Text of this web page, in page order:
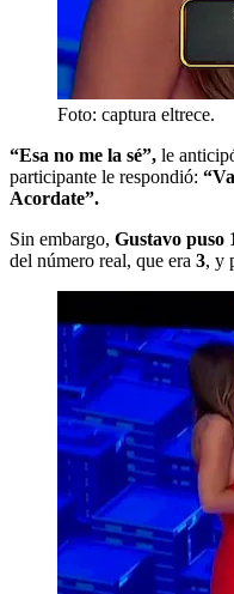
Foto: captura eltrece.
“Esa no me la sé”, le
participante le respondió:
Acordate”.
Sin embargo, Gustavo puso
del número real, que era 3, y